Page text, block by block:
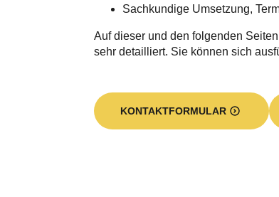
Sachkundige Umsetzung,
Auf dieser und den folgenden
sehr detailliert. Sie können sich
KONTAKTFORMULAR